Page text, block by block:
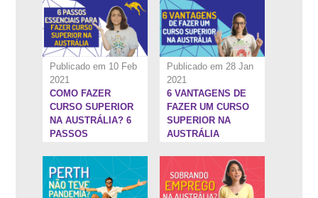
PERMANENTE NA
AUSTRÁLIA
Publicado em 10 Feb
2021
COMO FAZER
CURSO SUPERIOR
NA AUSTRÁLIA? 6
PASSOS
Publicado em 28 Jan
2021
6 VANTAGENS DE
FAZER UM CURSO
SUPERIOR NA
AUSTRÁLIA
3:35'' 3:24''